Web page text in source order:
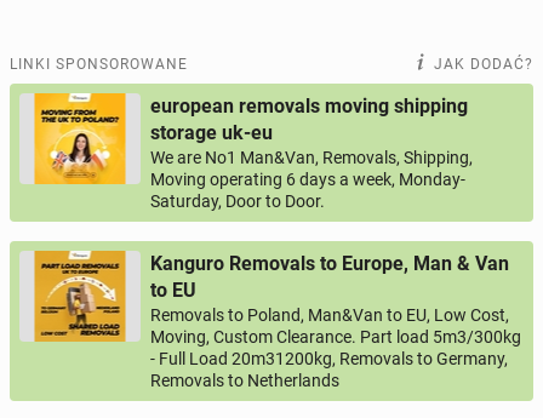
LINKI SPONSOROWANE JAK DODAĆ?
european removals moving shipping
storage uk-eu
We are No1 Man&Van, Removals, Shipping,
Moving operating 6 days a week, Monday-
Saturday, Door to Door.
Kanguro Removals to Europe, Man & Van
to EU
Removals to Poland, Man&Van to EU, Low Cost,
Moving, Custom Clearance. Part load 5m3/300kg
- Full Load 20m31200kg, Removals to Germany,
Removals to Netherlands